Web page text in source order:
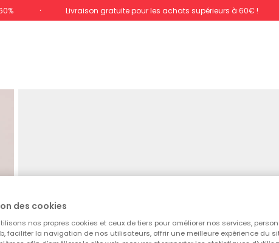
Livraison gratuite pour les achats supérieurs à 60€ !
des cookies
nos propres cookies et ceux de tiers pour améliorer nos services,
faciliter la navigation de nos utilisateurs, offrir une meilleure expérience du